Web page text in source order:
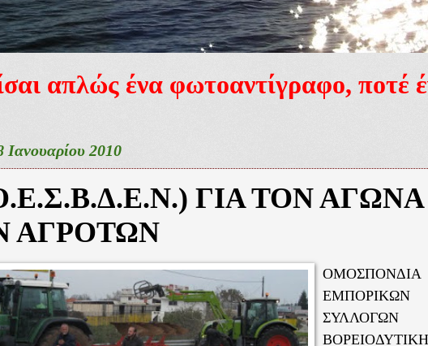
απλώς ένα φωτοαντίγραφο, ποτέ
2010
ΓΙΑ ΤΟΝ ΑΓΩΝΑ
ΑΓΡΟΤΩΝ
ΟΜΟΣΠΟΝΔΙΑ
ΕΜΠΟΡΙΚΩΝ
ΣΥΛΛΟΓΩΝ